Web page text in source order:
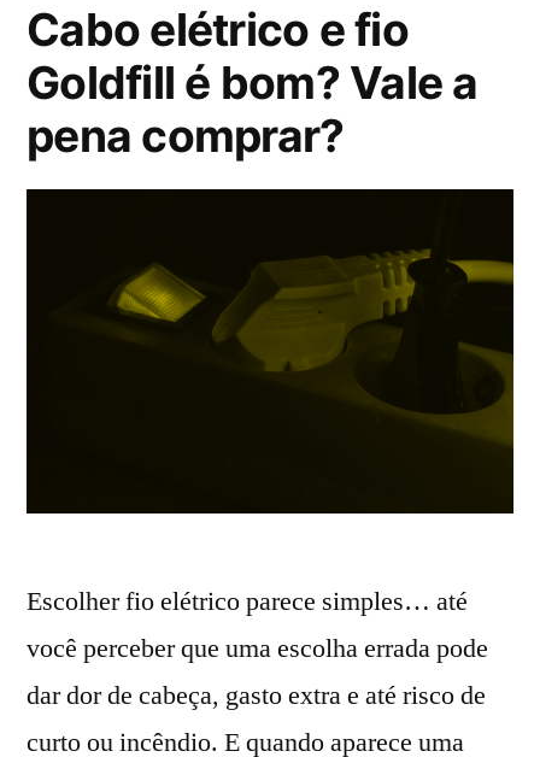
a
pena
comprar?”
Cabo elétrico e fio
Goldfill é bom? Vale a
pena comprar?
Escolher fio elétrico parece simples… até
você perceber que uma escolha errada pode
dar dor de cabeça, gasto extra e até risco de
curto ou incêndio. E quando aparece uma